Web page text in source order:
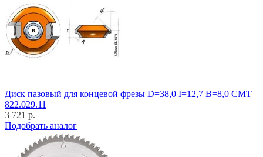
Диск пазовый для концевой фрезы D=38,0 I=12,7 B=8,0 CMT
822.029.11
3 721 р.
Подобрать аналог